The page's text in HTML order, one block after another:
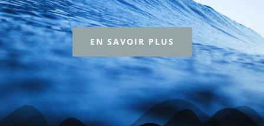
EN SAVOIR PLUS